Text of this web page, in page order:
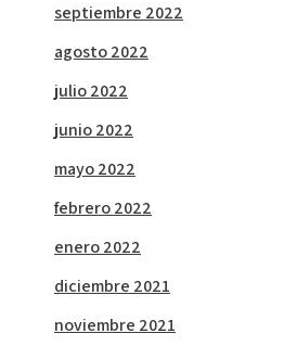
septiembre 2022
agosto 2022
julio 2022
junio 2022
mayo 2022
febrero 2022
enero 2022
diciembre 2021
noviembre 2021